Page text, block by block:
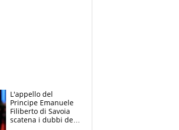
L'appello del
Principe Emanuele
Filiberto di Savoia
scatena i dubbi dei